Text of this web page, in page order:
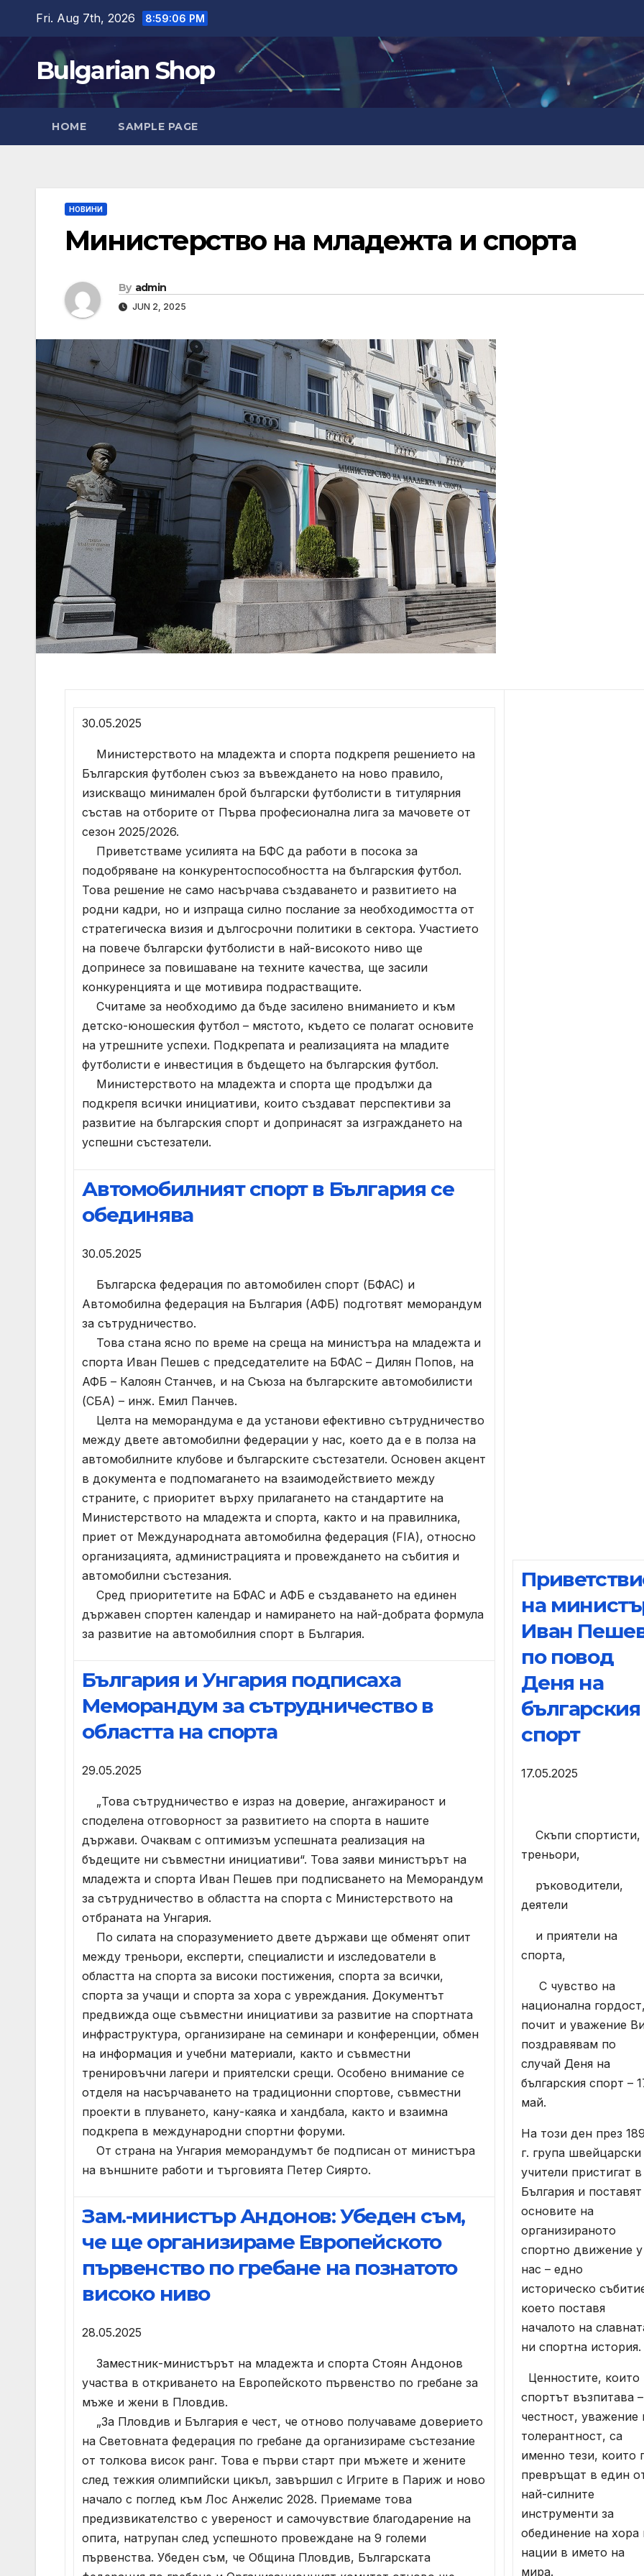
content
Fri. Aug 7th, 2026 8:59:07 PM
Bulgarian Shop
HOME SAMPLE PAGE
НОВИНИ
Министерство на младежта и спорта
By admin
JUN 2, 2025
30.05.2025
Министерството на младежта и спорта подкрепя решението на
Българския футболен съюз за въвеждането на ново правило,
изискващо минимaлен брой български футболисти в титулярния
състав на отборите от Първа професионална лига за мачовете от
сезон 2025/2026.
Приветстваме усилията на БФС да работи в посока за
подобряване на конкурентоспособността на българския футбол.
Това решение не само насърчава създаването и развитието на
родни кадри, но и изпраща силно послание за необходимостта от
стратегическа визия и дългосрочни политики в сектора. Участието
на повече български футболисти в най-високото ниво ще
допринесе за повишаване на техните качества, ще засили
конкуренцията и ще мотивира подрастващите.
Считаме за необходимо да бъде засилено вниманието и към
детско-юношеския футбол – мястото, където се полагат основите
на утрешните успехи. Подкрепата и реализацията на младите
футболисти е инвестиция в бъдещето на българския футбол.
Министерството на младежта и спорта ще продължи да
подкрепя всички инициативи, които създават перспективи за
развитие на българския спорт и допринасят за изграждането на
успешни състезатели.
Автомобилният спорт в България се
обединява
30.05.2025
Българска федерация по автомобилен спорт (БФАС) и
Автомобилна федерация на България (АФБ) подготвят меморандум
за сътрудничество.
Това стана ясно по време на среща на министъра на младежта и
спорта Иван Пешев с председателите на БФАС – Дилян Попов, на
АФБ – Калоян Станчев, и на Съюза на българските автомобилисти
(СБА) – инж. Емил Панчев.
Целта на меморандума е да установи ефективно сътрудничество
между двете автомобилни федерации у нас, което да е в полза на
автомобилните клубове и българските състезатели. Основен акцент
в документа е подпомагането на взаимодействието между
страните, с приоритет върху прилагането на стандартите на
Министерството на младежта и спорта, както и на правилника,
приет от Международната автомобилна федерация (FIA), относно
организацията, администрацията и провеждането на събития и
автомобилни състезания.
Сред приоритетите на БФАС и АФБ е създаването на единен
държавен спортен календар и намирането на най-добрата формула
за развитие на автомобилния спорт в България.
България и Унгария подписаха
Меморандум за сътрудничество в
областта на спорта
29.05.2025
„Това сътрудничество е израз на доверие, ангажираност и
споделена отговорност за развитието на спорта в нашите
държави. Очаквам с оптимизъм успешната реализация на
бъдещите ни съвместни инициативи“. Това заяви министърът на
младежта и спорта Иван Пешев при подписването на Меморандум
за сътрудничество в областта на спорта с Министерството на
отбраната на Унгария.
По силата на споразумението двете държави ще обменят опит
между треньори, експерти, специалисти и изследователи в
областта на спорта за високи постижения, спорта за всички,
спорта за учащи и спорта за хора с увреждания. Документът
предвижда още съвместни инициативи за развитие на спортната
инфраструктура, организиране на семинари и конференции, обмен
на информация и учебни материали, както и съвместни
тренировъчни лагери и приятелски срещи. Особено внимание се
отделя на насърчаването на традиционни спортове, съвместни
проекти в плуването, кану-каяка и хандбала, както и взаимна
подкрепа в международни спортни форуми.
От страна на Унгария меморандумът бе подписан от министъра
на външните работи и търговията Петер Сиярто.
Зам.-министър Андонов: Убеден съм,
че ще организираме Европейското
първенство по гребане на познатото
високо ниво
28.05.2025
Заместник-министърът на младежта и спорта Стоян Андонов
участва в откриването на Европейското първенство по гребане за
мъже и жени в Пловдив.
„За Пловдив и България е чест, че отново получаваме доверието
на Световната федерация по гребане да организираме състезание
от толкова висок ранг. Това е първи старт при мъжете и жените
след тежкия олимпийски цикъл, завършил с Игрите в Париж и ново
начало с поглед към Лос Анжелис 2028. Приемаме това
предизвикателство с увереност и самочувствие благодарение на
опита, натрупан след успешното провеждане на 9 големи
първенства. Убеден съм, че Община Пловдив, Българската
на
Иван
по повод
Деня на
българския
спорт
17.05.2025
Скъпи спортисти,
треньори,
ръководители,
деятели
и приятели на
спорта,
С чувство на
национална
почит и уважение
поздравявам по
случай Деня на
българския спорт –
май.
На този ден през
г. група швейцарски
учители пристигат в
България и поставят
основите на
организираното
спортно движение у
нас – едно
историческо
което поставя
началото на
ни спортна история.
Ценностите, които
спортът възпитава –
честност, уважение
толерантност, са
именно тези, които
превръщат в един
най-силните
инструменти за
обединение на хора
нации в името на
мира.